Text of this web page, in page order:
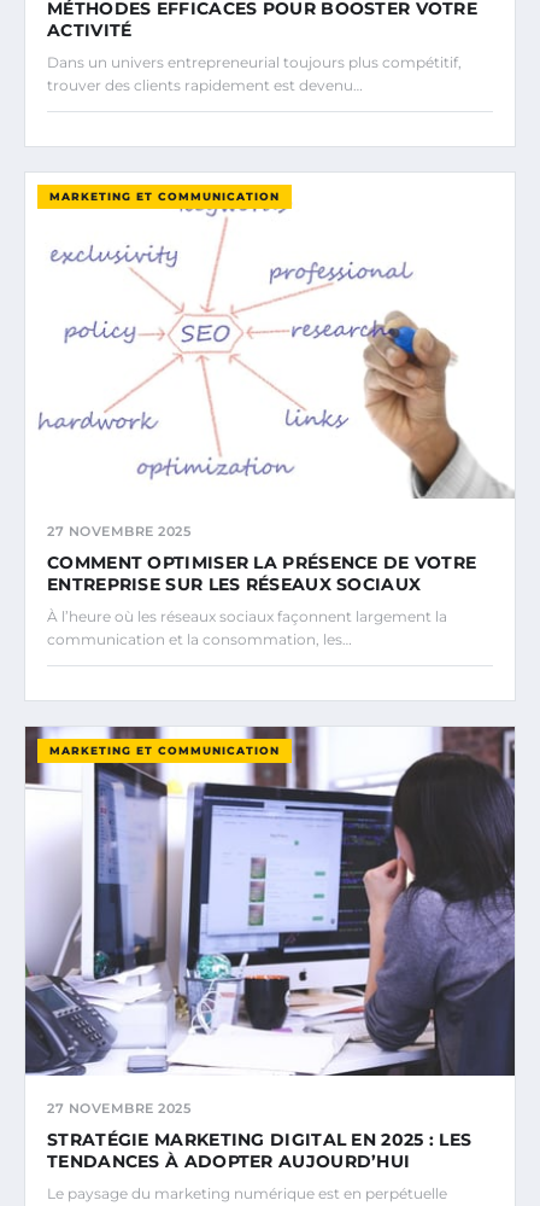
MÉTHODES EFFICACES POUR BOOSTER VOTRE
ACTIVITÉ
Dans un univers entrepreneurial toujours plus compétitif,
trouver des clients rapidement est devenu…
MARKETING ET COMMUNICATION
27 NOVEMBRE 2025
COMMENT OPTIMISER LA PRÉSENCE DE VOTRE
ENTREPRISE SUR LES RÉSEAUX SOCIAUX
À l’heure où les réseaux sociaux façonnent largement la
communication et la consommation, les…
MARKETING ET COMMUNICATION
27 NOVEMBRE 2025
STRATÉGIE MARKETING DIGITAL EN 2025 : LES
TENDANCES À ADOPTER AUJOURD’HUI
Le paysage du marketing numérique est en perpétuelle